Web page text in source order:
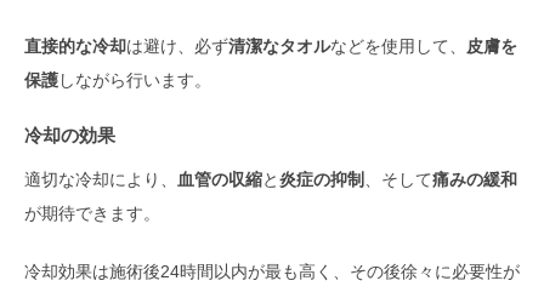
直接的な冷却は避け、必ず清潔なタオルなどを使用して、
皮膚を
保護しながら行います。
冷却の効果
適切な冷却により、 血管の収縮と炎症の抑制 、そして痛みの緩和
が期待できます。
冷却効果は施術後24時間以内が最も高く、その後徐々に必要性が